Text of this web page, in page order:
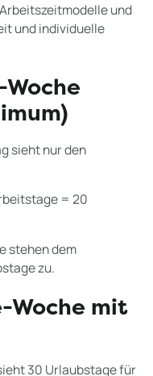
und
und individuelle
Woche
sieht nur den
= 20
stehen dem
zu.
Woche mit
30 Urlaubstage für